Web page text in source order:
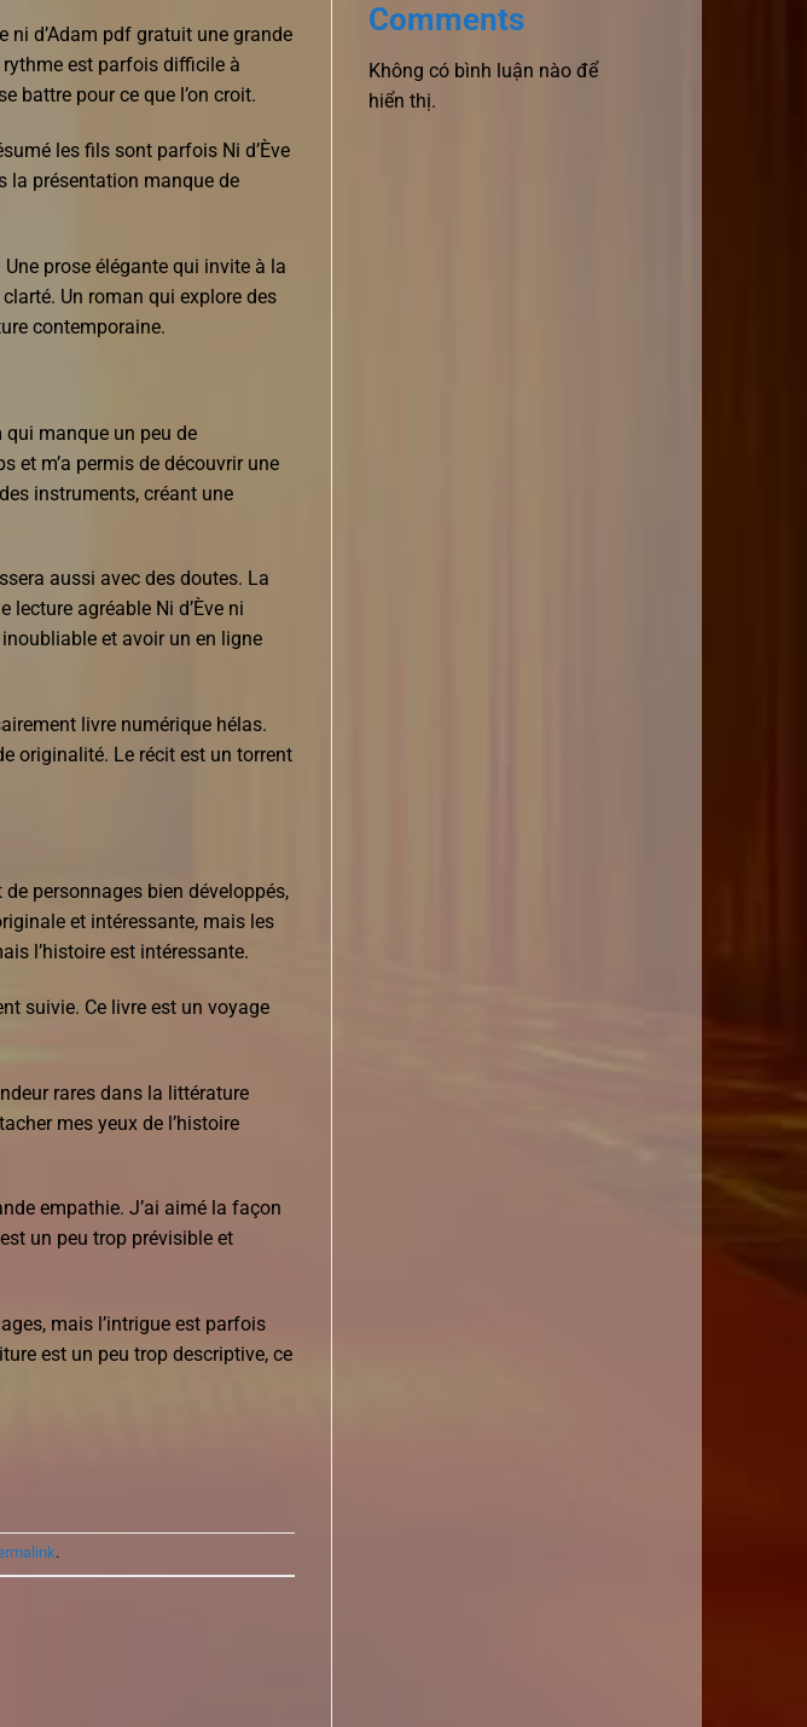
ni d’Adam pdf gratuit une grande
rythme est parfois difficile à
battre pour ce que l’on croit.
les fils sont parfois Ni d’Ève
la présentation manque de
prose élégante qui invite à la
Un roman qui explore des
contemporaine.
qui manque un peu de
et m’a permis de découvrir une
instruments, créant une
aussi avec des doutes. La
agréable Ni d’Ève ni
et avoir un en ligne
livre numérique hélas.
originalité. Le récit est un torrent
personnages bien développés,
et intéressante, mais les
l’histoire est intéressante.
suivie. Ce livre est un voyage
rares dans la littérature
mes yeux de l’histoire
empathie. J’ai aimé la façon
un peu trop prévisible et
mais l’intrigue est parfois
est un peu trop descriptive, ce
.
Comments
Không có bình luận nào để
hiển thị.